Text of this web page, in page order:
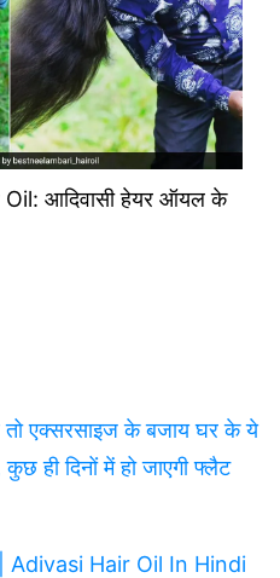
आदिवासी हेयर ऑयल के
तो एक्सरसाइज के बजाय घर के ये
ही दिनों में हो जाएगी फ्लैट
| Adivasi Hair Oil In Hindi